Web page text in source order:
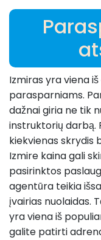
Izmiras yra viena
parasparniams.
dažnai giria ne tik
instruktorių darbą.
kiekvienas skrydis
Izmire kaina gali
pasirinktos
agentūra teikia
įvairias nuolaidas.
yra viena iš
galite patirti